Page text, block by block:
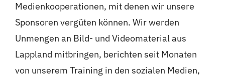
Medienkooperationen, mit denen wir unsere
Sponsoren vergüten können. Wir werden
Unmengen an Bild- und Videomaterial aus
Lappland mitbringen, berichten seit Monaten
von unserem Training in den sozialen Medien,